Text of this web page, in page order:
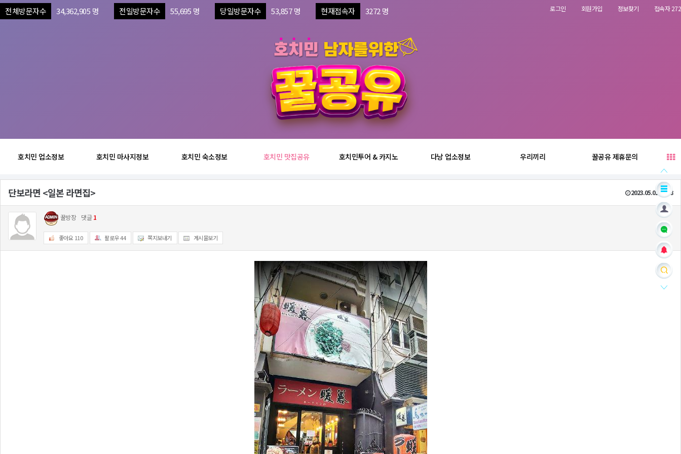
전체방문자수 34,362,905 명 전일방문자수 55,695 명 당일방문자수 53,857 명 현재접속자 3272 명 로그인 회원가입 정보찾기 접속자 272
호치민 업소정보 호치민 마사지정보 호치민 숙소정보 호치민 맛집공유 호치민투어 & 카지노 다낭 업소정보 우리끼리 꿀공유 제휴문의
단보라면 <일본 라면집> 2023.05.02 00:48
꿀방장 댓글1
좋아요 110 팔로우44 쪽지보내기 게시물보기